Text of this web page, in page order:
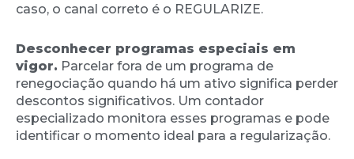
caso, o canal correto é o REGULARIZE.
Desconhecer programas especiais em
vigor. Parcelar fora de um programa de
renegociação quando há um ativo significa perder
descontos significativos. Um contador
especializado monitora esses programas e pode
identificar o momento ideal para a regularização.